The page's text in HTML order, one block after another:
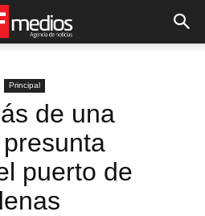
Principal
de una
puerto de